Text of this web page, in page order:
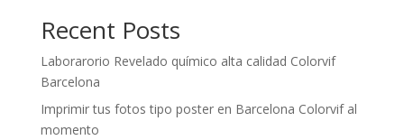
Recent Posts
Laborarorio Revelado químico alta calidad Colorvif
Barcelona
Imprimir tus fotos tipo poster en Barcelona Colorvif al
momento